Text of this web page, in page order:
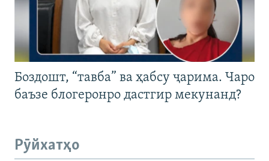
Боздошт, “тавба” ва ҳабсу ҷарима. Чаро
баъзе блогеронро дастгир мекунанд?
Рӯйхатҳо